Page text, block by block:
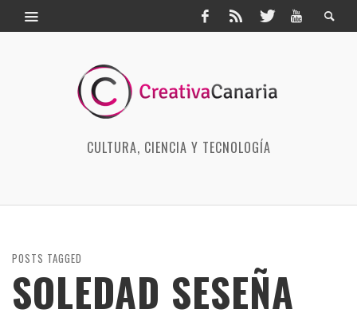
CULTURA, CIENCIA Y TECNOLOGÍA
POSTS TAGGED
SOLEDAD SESEÑA